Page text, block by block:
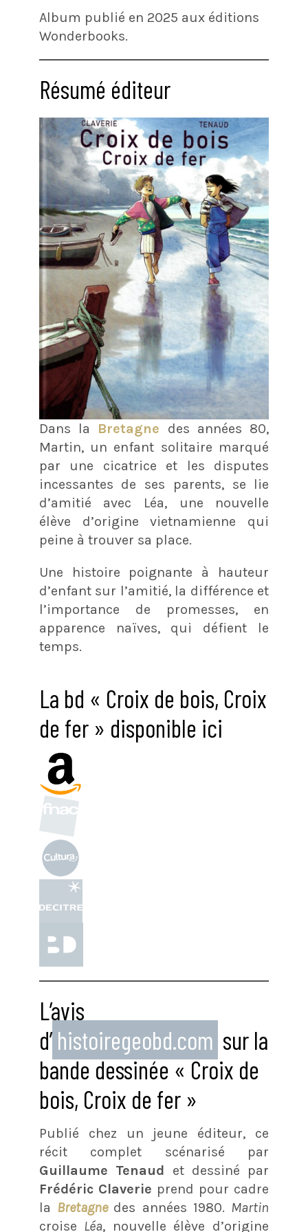
Album publié en 2025 aux éditions
Wonderbooks.
Résumé éditeur
Dans la Bretagne
des années 80,
Martin, un enfant solitaire marqué
par une cicatrice et les disputes
incessantes de ses parents, se lie
d’amitié avec Léa, une nouvelle
élève d’origine vietnamienne qui
peine à trouver sa place.
Une histoire poignante à hauteur
d’enfant sur l’amitié, la différence et
l’importance de promesses, en
apparence naïves, qui défient le
temps.
La bd « Croix de bois, Croix
de fer » disponible ici
L’avis
d’ histoiregeobd.com sur la
bande dessinée « Croix de
bois, Croix de fer »
Publié chez un jeune éditeur, ce
récit complet scénarisé par
Guillaume Tenaud et dessiné par
Frédéric Claverie prend pour cadre
la Bretagne des années 1980. Martin
croise Léa, nouvelle élève d’origine